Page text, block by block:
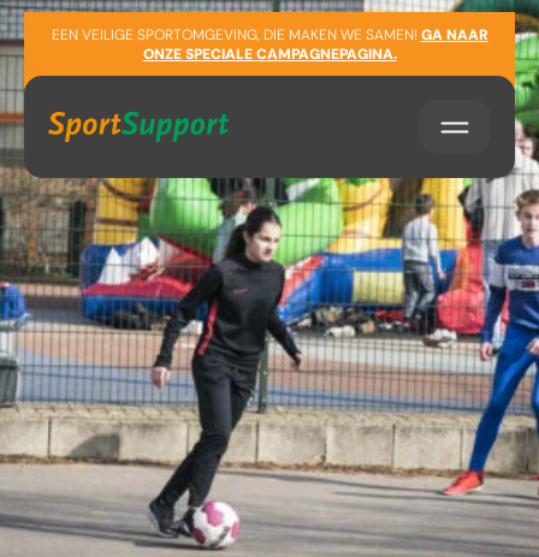
Sla navigatie over
EEN VEILIGE SPORTOMGEVING, DIE MAKEN WE SAMEN! GA NAAR
ONZE SPECIALE CAMPAGNEPAGINA.